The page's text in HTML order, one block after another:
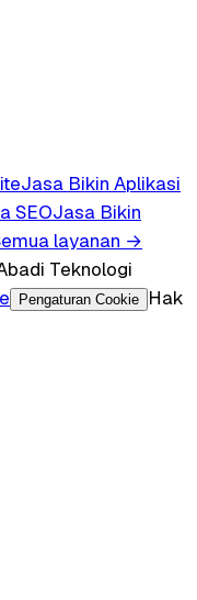
Jasa Bikin Aplikasi
SEOJasa Bikin
layanan →
Teknologi
Pengaturan Cookie
Hak